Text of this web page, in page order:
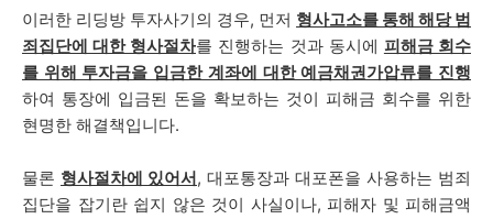
이러한 리딩방 투자사기의 경우, 먼저 형사고소를 통해 해당 범
죄집단에 대한 형사절차를 진행하는 것과 동시에 피해금 회수
를 위해 투자금을 입금한 계좌에 대한 예금채권가압류를 진행
하여 통장에 입금된 돈을 확보하는 것이 피해금 회수를 위한
현명한 해결책입니다.
물론 형사절차에 있어서, 대포통장과 대포폰을 사용하는 범죄
집단을 잡기란 쉽지 않은 것이 사실이나, 피해자 및 피해금액